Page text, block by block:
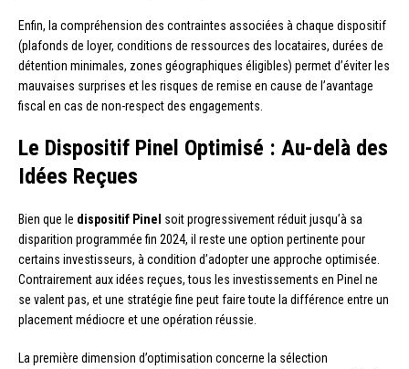
Enfin, la compréhension des contraintes associées à chaque dispositif
(plafonds de loyer, conditions de ressources des locataires, durées de
détention minimales, zones géographiques éligibles) permet d’éviter les
mauvaises surprises et les risques de remise en cause de l’avantage
fiscal en cas de non-respect des engagements.
Le Dispositif Pinel Optimisé : Au-delà des
Idées Reçues
Bien que le dispositif Pinel soit progressivement réduit jusqu’à sa
disparition programmée fin 2024, il reste une option pertinente pour
certains investisseurs, à condition d’adopter une approche optimisée.
Contrairement aux idées reçues, tous les investissements en Pinel ne
se valent pas, et une stratégie fine peut faire toute la différence entre un
placement médiocre et une opération réussie.
La première dimension d’optimisation concerne la sélection